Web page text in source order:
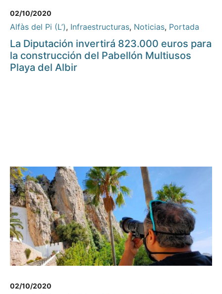
02/10/2020
Alfàs del Pi (L’), Infraestructuras, Noticias, Portada
La Diputación invertirá 823.000 euros para
la construcción del Pabellón Multiusos
Playa del Albir
02/10/2020